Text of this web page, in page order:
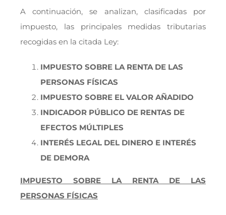
A continuación, se analizan, clasificadas por
impuesto, las principales medidas tributarias
recogidas en la citada Ley:
IMPUESTO SOBRE LA RENTA DE LAS
PERSONAS FÍSICAS
IMPUESTO SOBRE EL VALOR AÑADIDO
INDICADOR PÚBLICO DE RENTAS DE
EFECTOS MÚLTIPLES
INTERÉS LEGAL DEL DINERO E INTERÉS
DE DEMORA
IMPUESTO SOBRE LA RENTA DE LAS
PERSONAS FÍSICAS